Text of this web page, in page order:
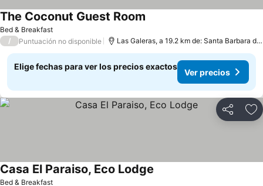
Bed & Breakfast
The Coconut Guest Room
/ Puntuación no disponible Las Galeras, a 19.2 km de: Santa Barbara de Samana
Elige fechas para ver los precios exactos
Ver precios
Compartir
Bed & Breakfast
Casa El Paraiso, Eco Lodge